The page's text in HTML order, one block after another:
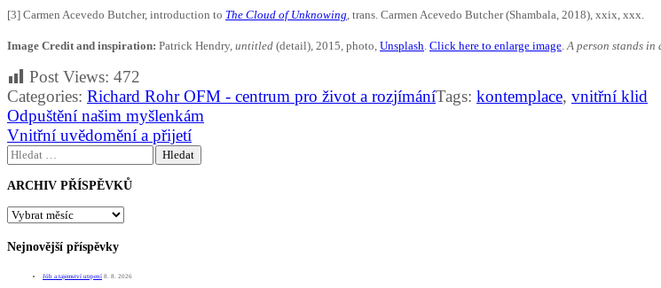
[3] Carmen Acevedo Butcher, introduction to The Cloud of Unknowing , trans. Carmen Acevedo Butcher (Shambala, 2018), xxix, xxx.
Image Credit and inspiration: Patrick Hendry, untitled (detail), 2015, photo, Unsplash Click here to enlarge image A person stands in
Post Views: 472
Categories: Richard Rohr OFM - centrum pro život a rozjímáníTags: kontemplace, vnitřní klid
Navigace
pro
příspěvek
Odpuštění našim myšlenkám
Vnitřní uvědomění a přijetí
Vyhledávání
ARCHIV PŘÍSPĚVKŮ
ARCHIV
Nejnovější příspěvky
Jób a tajemství utrpení 8. 8. 2026